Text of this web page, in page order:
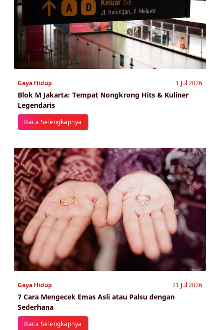
Gaya Hidup 1 Jul 2026
Blok M Jakarta: Tempat Nongkrong Hits & Kuliner
Legendaris
Baca Selengkapnya
Gaya Hidup 21 Jul 2026
7 Cara Mengecek Emas Asli atau Palsu dengan
Sederhana
Baca Selengkapnya